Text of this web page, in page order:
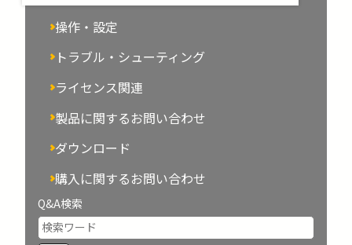
操作・設定
トラブル・シューティング
ライセンス関連
製品に関するお問い合わせ
ダウンロード
購入に関するお問い合わせ
Q&A検索